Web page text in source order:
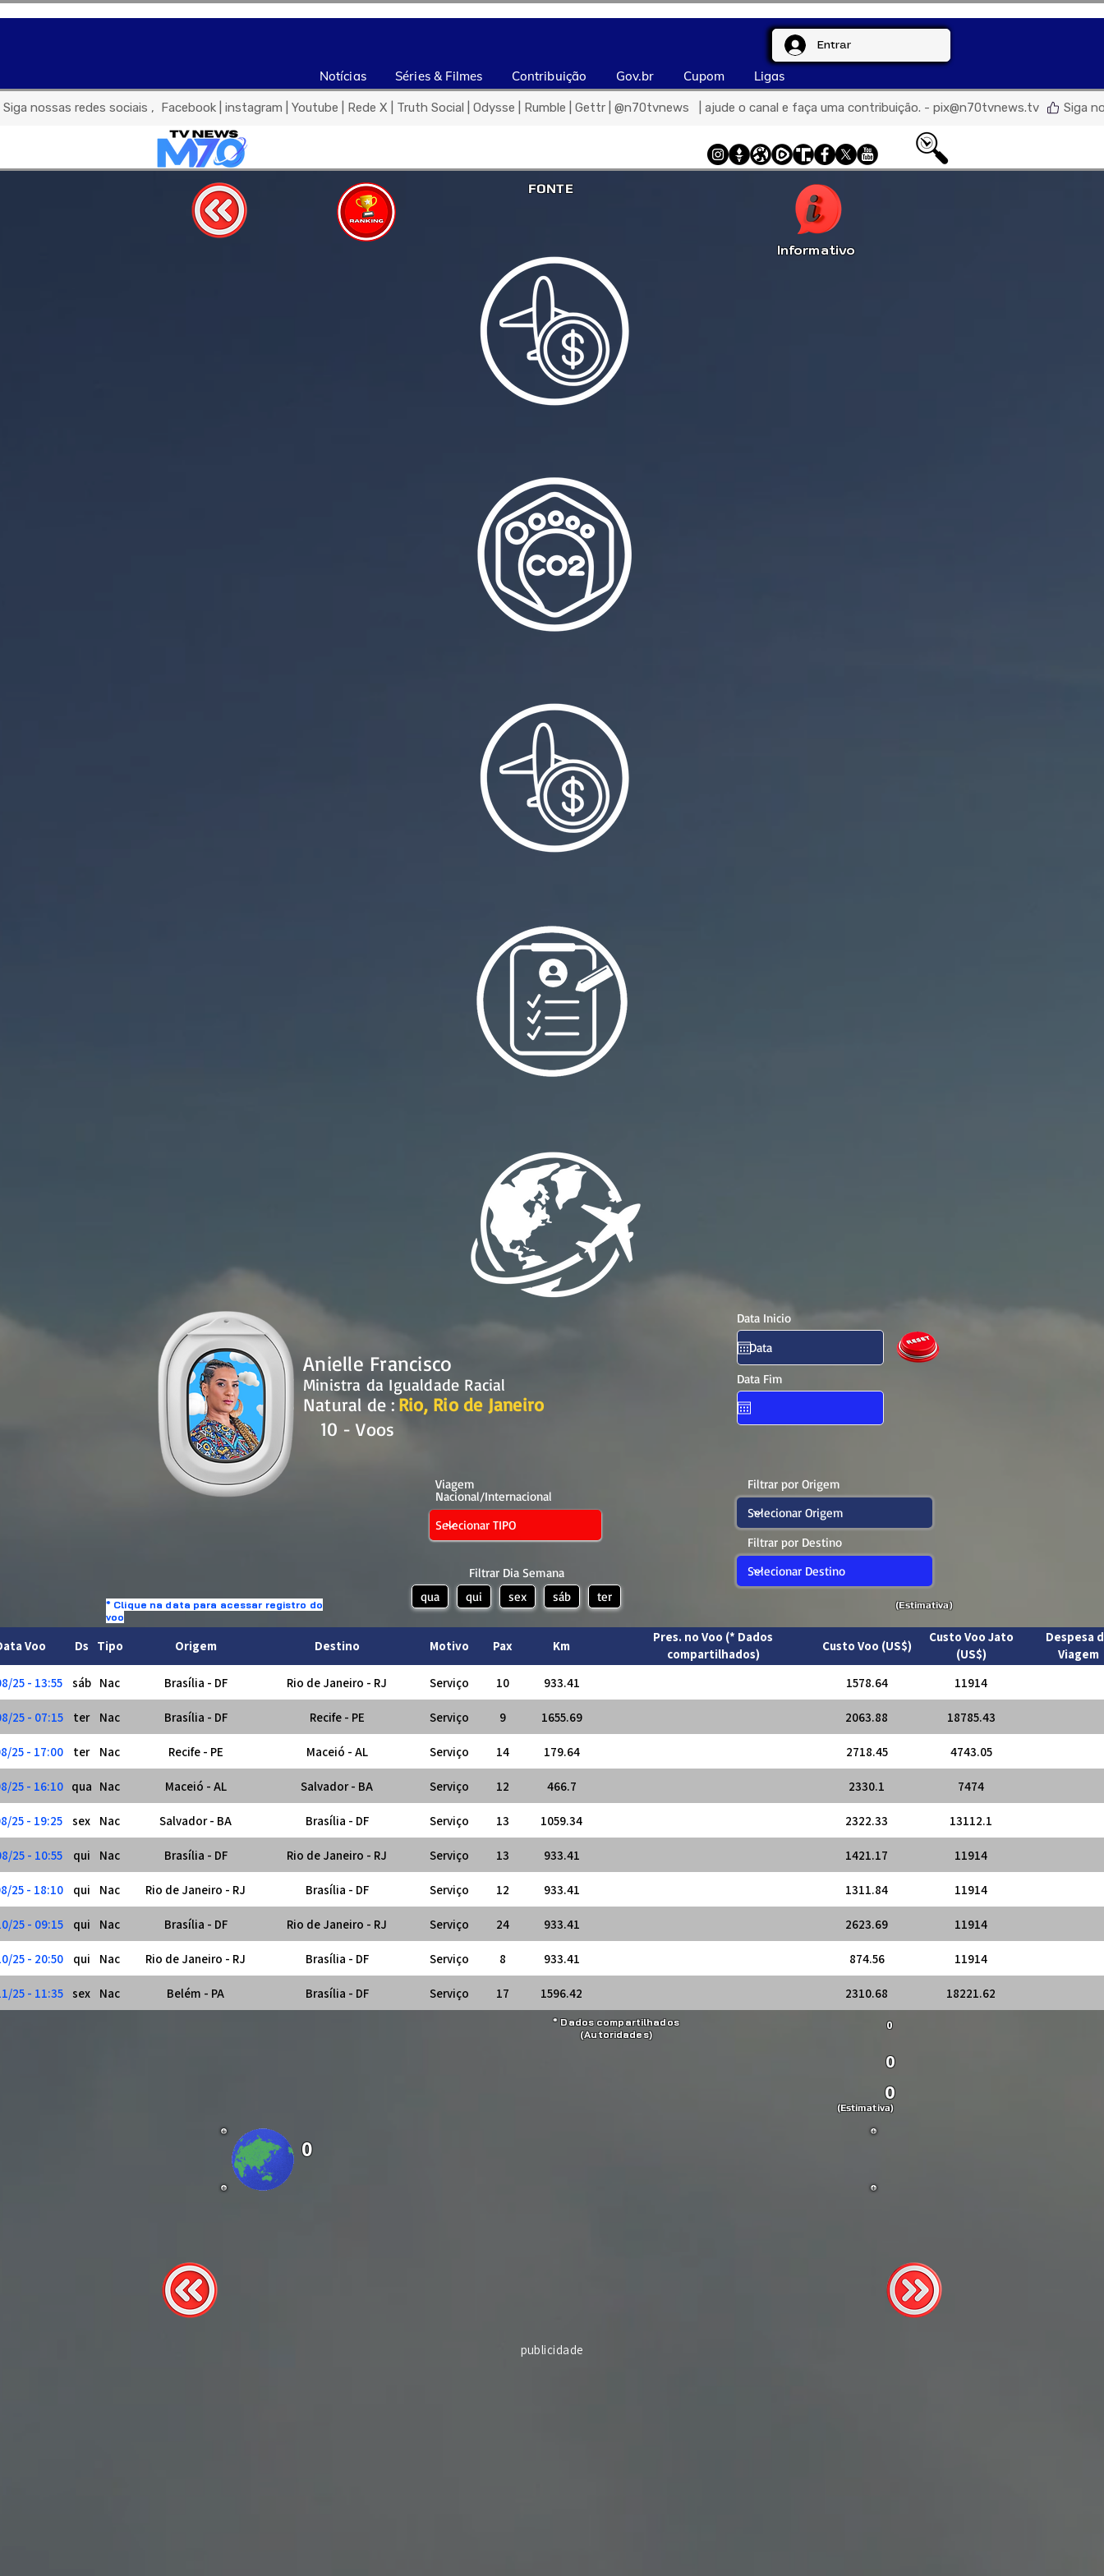
Notícias Séries & Filmes Contribuição Gov.br Cupom Ligas
Entrar
Siga nossas redes sociais ,  Facebook | instagram | Youtube | Rede X | Truth Social | Odysse | Rumble | Gettr | @n70tvnews   | ajude o canal e faça uma contribuição. - pix@n70tvnews.tv
* Clique na data para acessar registro do
voo
(Estimativa)
Voo Ds Tipo Origem Destino Motivo Pax Km
Pres. no Voo (* Dados
compartilhados)
Custo Voo (US$)
Custo Voo Jato
(US$)
Despesa
Viagem
25 - 13:55
sáb Nac Brasília - DF Rio de Janeiro - RJ Serviço 10 933.41 1578.64 11914
25 - 07:15 ter Nac Brasília - DF Recife - PE Serviço 9 1655.69 2063.88 18785.43
25 - 17:00 ter Nac Recife - PE Maceió - AL Serviço 14 179.64 2718.45 4743.05
25 - 16:10 qua Nac Maceió - AL Salvador - BA Serviço 12 466.7 2330.1 7474
25 - 19:25 sex Nac Salvador - BA Brasília - DF Serviço 13 1059.34 2322.33 13112.1
25 - 10:55 qui Nac Brasília - DF Rio de Janeiro - RJ Serviço 13 933.41 1421.17 11914
25 - 18:10 qui Nac Rio de Janeiro - RJ Brasília - DF Serviço 12 933.41 1311.84 11914
25 - 09:15 qui Nac Brasília - DF Rio de Janeiro - RJ Serviço 24 933.41 2623.69 11914
25 - 20:50 qui Nac Rio de Janeiro - RJ Brasília - DF Serviço 8 933.41 874.56 11914
25 - 11:35 sex Nac Belém - PA Brasília - DF Serviço 17 1596.42 2310.68 18221.62
* Dados compartilhados
(Autoridades)
0
0
0
(Estimativa)
0
publicidade
Filtrar Dia Semana
qua
qui sex sáb ter
Filtrar por Destino
Viagem
Nacional/Internacional
Filtrar por Origem
Data Inicio
Data Fim
Informativo
FONTE
Anielle Francisco
Ministra da Igualdade Racial
10 - Voos
Natural de : Rio, Rio de Janeiro